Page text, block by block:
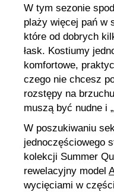
W tym sezonie
plaży więcej pań w
które od dobrych
łask. Kostiumy
komfortowe,
czego nie chcesz
rozstępy na
muszą być nudne i
W poszukiwaniu
jednoczęściowego
kolekcji Summer
rewelacyjny model
wycięciami w